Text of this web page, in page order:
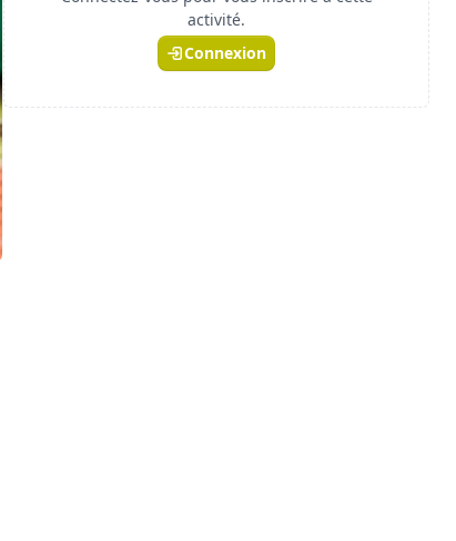
activité.
Connexion